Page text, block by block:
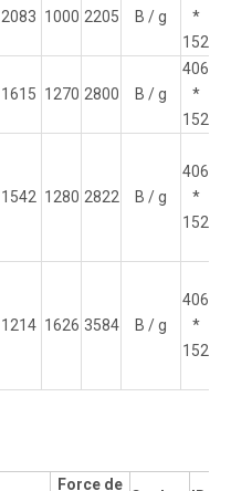
2083 1000 2205 B / g
*
152
1615 1270 2800 B / g
406
*
152
1542 1280 2822 B / g
406
*
152
1214 1626 3584 B / g
406
*
152
Force de